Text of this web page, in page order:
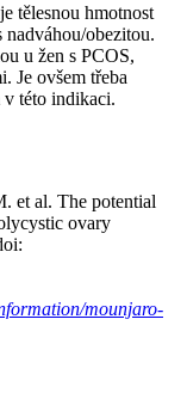
tělesnou hmotnost
obezitou.
u žen s PCOS,
Je ovšem třeba
této indikaci.
et al. The potential
ovary
mounjaro-